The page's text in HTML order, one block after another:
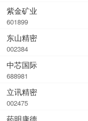
紫金矿业
601899
东山精密
002384
中芯国际
688981
立讯精密
002475
药明康德